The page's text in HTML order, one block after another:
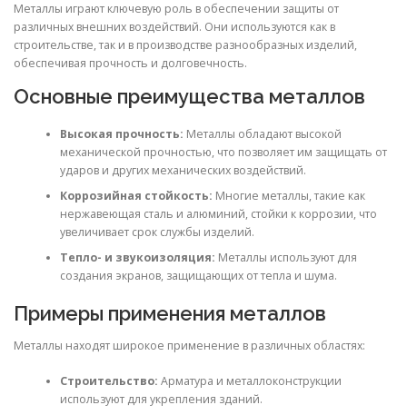
Металлы играют ключевую роль в обеспечении защиты от
различных внешних воздействий. Они используются как в
строительстве, так и в производстве разнообразных изделий,
обеспечивая прочность и долговечность.
Основные преимущества металлов
Высокая прочность: Металлы обладают высокой
механической прочностью, что позволяет им защищать от
ударов и других механических воздействий.
Коррозийная стойкость: Многие металлы, такие как
нержавеющая сталь и алюминий, стойки к коррозии, что
увеличивает срок службы изделий.
Тепло- и звукоизоляция: Металлы используют для
создания экранов, защищающих от тепла и шума.
Примеры применения металлов
Металлы находят широкое применение в различных областях:
Строительство: Арматура и металлоконструкции
используют для укрепления зданий.